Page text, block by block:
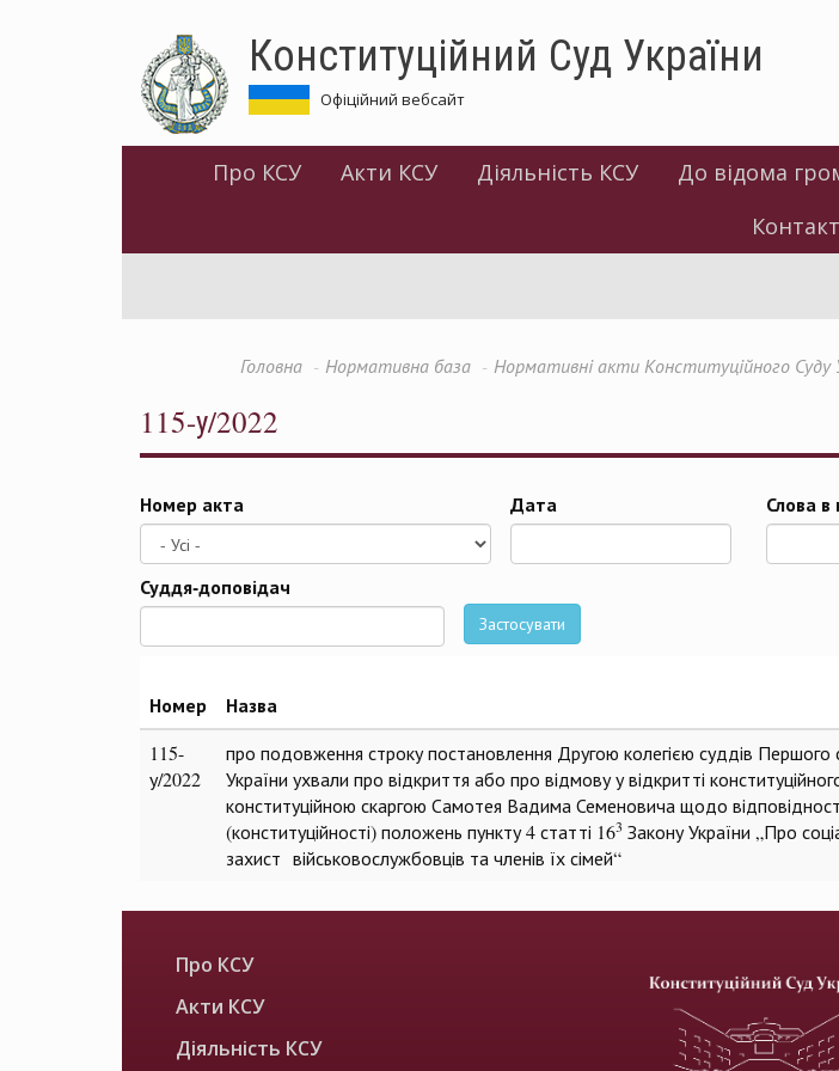
Конституційний Суд України
Офіційний вебсайт
Про КСУ Акти КСУ Діяльність КСУ До відома
Головна Нормативна база Нормативні акти Конституційного Суду
115-у/2022
Номер акта Дата Слова в
Суддя-доповідач
Застосувати
Номер Назва
115-
у/2022
про подовження строку постановлення Другою колегією суддів Першого
України ухвали про відкриття або про відмову у відкритті
конституційною скаргою Самотея Вадима Семеновича щодо
(конституційності) положень пункту 4 статті 163 Закону України „Про
захист військовослужбовців та членів їх сімей“
Про КСУ
Акти КСУ
Діяльність КСУ